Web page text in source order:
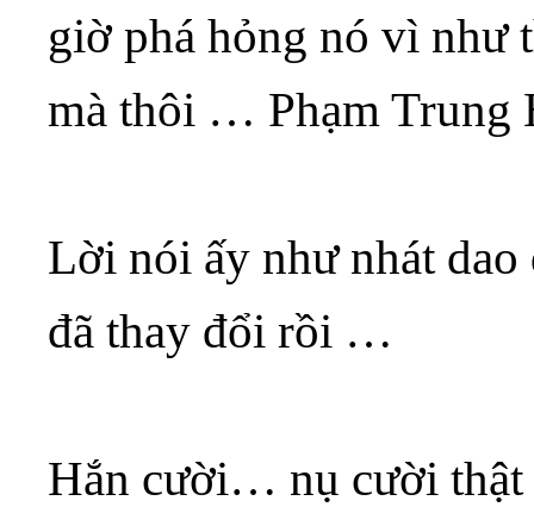
giờ phá hỏng nó vì như
mà thôi … Phạm Trung
Lời nói ấy như nhát
đã thay đổi rồi …
Hắn cười… nụ cười